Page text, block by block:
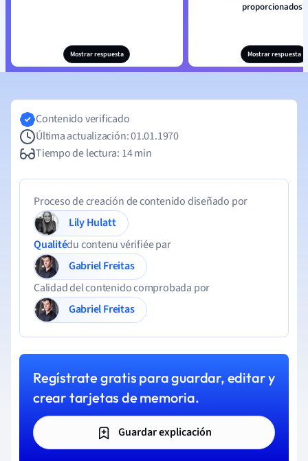
Mostrar respuesta
proporcionados?
Mostrar respuesta
Contenido verificado
Última actualización: 01.01.1970
Tiempo de lectura: 14 min
Proceso de creación de contenido diseñado por
Lily Hulatt
Qualitédu contenu vérifiée par
Gabriel Freitas
Calidad del contenido comprobada por
Gabriel Freitas
Regístrate gratis para guardar, editar y
crear tarjetas de memoria.
Guardar explicación